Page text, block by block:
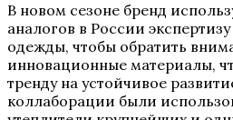
В новом сезоне бренд
аналогов в России
одежды, чтобы обратить
инновационные материалы,
тренду на устойчивое
коллаборации были